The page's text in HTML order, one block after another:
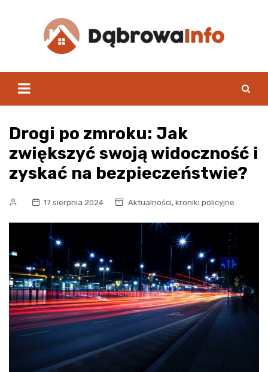
Drogi po zmroku: Jak
zwiększyć swoją widoczność i
zyskać na bezpieczeństwie?
17 sierpnia 2024 Aktualności, kroniki policyjne